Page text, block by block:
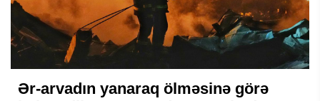
Ər-arvadın yanaraq ölməsinə görə